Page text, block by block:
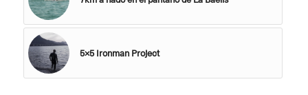
5×5 Ironman Project